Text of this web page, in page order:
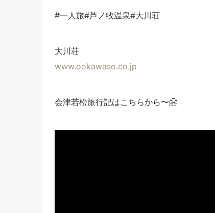
#一人旅#芦ノ牧温泉#大川荘
大川荘
www.ookawaso.co.jp
会津若松旅行記はこちらから〜🤗